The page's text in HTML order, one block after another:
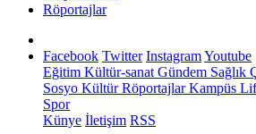
Röportajlar
Facebook Twitter InstagramYoutube
Eğitim Kültür-sanat Gündem Sağlık
Sosyo KültürRöportajlarKampüs
Spor
Künye İletişim RSS